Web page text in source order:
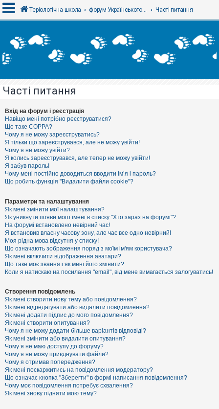
х
і
Р
є
с
т
р
а
ц
і
я
Т
м
и
б
е
з
в
і
д
п
о
в
і
е
й
А
к
т
и
в
н
і
т
е
м
и
Теріологічна школа форум Українського теріологічного товариства Часті питання
Часті питання
Вхід на форум і реєстрація
Навіщо мені потрібно реєструватися?
Що таке COPPA?
Чому я не можу зареєструватись?
Я тільки що зареєструвався, але не можу увійти!
Чому я не можу увійти?
Я колись зареєструвався, але тепер не можу увійти!
Я забув пароль!
Чому мені постійно доводиться вводити ім’я і пароль?
Що робить функція "Видалити файли cookie"?
Параметри та налаштування
Як мені змінити мої налаштування?
Як уникнути появи мого імені в списку "Хто зараз на форумі"?
На форумі встановлено невірний час!
Я встановив власну часову зону, але час все одно невірний!
Моя рідна мова відсутня у списку!
Що означають зображення поряд з моїм ім'ям користувача?
Як мені включити відображення аватари?
Що таке моє звання і як мені його змінити?
Коли я натискаю на посилання "email", від мене вимагається залогуватись!
Створення повідомлень
Як мені створити нову тему або повідомлення?
Як мені відредагувати або видалити повідомлення?
Як мені додати підпис до мого повідомлення?
Як мені створити опитування?
Чому я не можу додати більше варіантів відповіді?
Як мені змінити або видалити опитування?
Чому я не маю доступу до форуму?
Чому я не можу приєднувати файли?
Чому я отримав попередження?
Як мені поскаржитись на повідомлення модератору?
Що означає кнопка "Зберегти" в формі написання повідомлення?
Чому моє повідомлення потребує схвалення?
Як мені знову підняти мою тему?